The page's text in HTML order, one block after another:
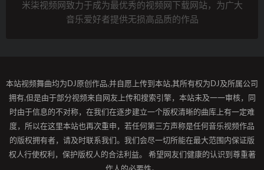
米柒视频网致力于成为最优秀的视频网下载网站，为广大
音乐爱好者提供无损高品质的作品
本站视频舞曲均为DJ原创作品,并自愿上传到本站,其所有权为DJ及所属公司
拥有,但是由于部分视频来自网友上传和搜索引擎，本站未及一一审核，同
时由于信息的不对称，在我们在逐步建立一个版权清晰的曲库上有一定难
度，所以在这里本站也再次重申，若任何第三方声称是任何音乐视频作品
的版权拥有者，请及时联系我们。我们会尽一切所能在最大范围内保证版
权人行使权利，保护版权人的合法利益。 希望网友们健康的认识到尊重著